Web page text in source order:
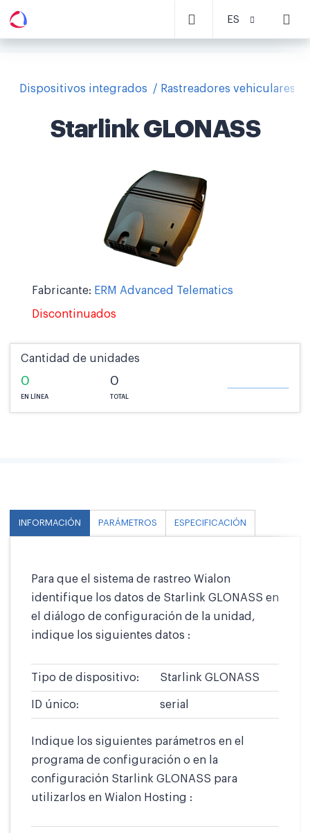
ES
Dispositivos integrados Rastreadores vehiculares
Starlink GLONASS
Fabricante: ERM Advanced Telematics
Discontinuados
Cantidad de unidades
0
EN LÍNEA
0
TOTAL
INFORMACIÓN PARÁMETROS ESPECIFICACIÓN
Para que el sistema de rastreo Wialon
identifique los datos de Starlink GLONASS en
el diálogo de configuración de la unidad,
indique los siguientes datos :
Tipo de dispositivo: Starlink GLONASS
ID único: serial
Indique los siguientes parámetros en el
programa de configuración o en la
configuración Starlink GLONASS para
utilizarlos en Wialon Hosting :